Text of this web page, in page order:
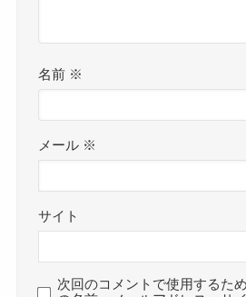
名前 ※
メール ※
サイト
次回のコメントで使用するた